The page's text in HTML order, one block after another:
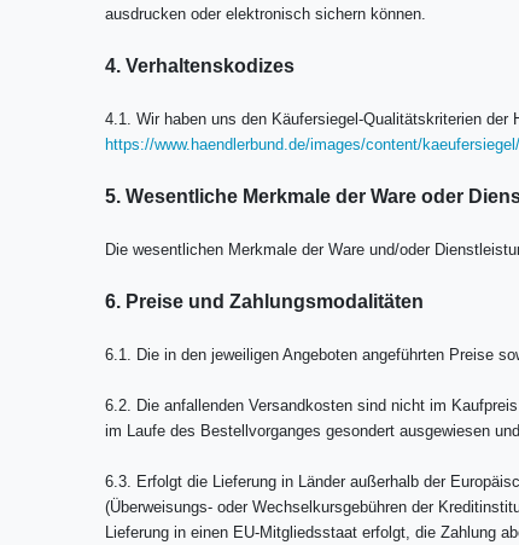
ausdrucken oder elektronisch sichern können.
4. Verhaltenskodizes
4.1. Wir haben uns den Käufersiegel-Qualitätskriterien der
https://www.haendlerbund.de/images/content/
5. Wesentliche Merkmale der Ware oder
Die wesentlichen Merkmale der Ware und/oder
6. Preise und Zahlungsmodalitäten
6.1. Die in den jeweiligen Angeboten angeführten Preise
6.2. Die anfallenden Versandkosten sind nicht im
im Laufe des Bestellvorganges gesondert ausgewiesen
6.3. Erfolgt die Lieferung in Länder außerhalb der
(Überweisungs- oder Wechselkursgebühren der
Lieferung in einen EU-Mitgliedsstaat erfolgt, die Zahlung